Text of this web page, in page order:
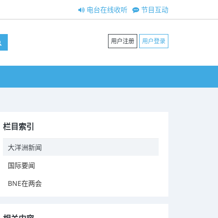
节目互动
电台在线收听
用户注册 用户登录
栏目索引
大洋洲新闻
国际要闻
BNE在两会